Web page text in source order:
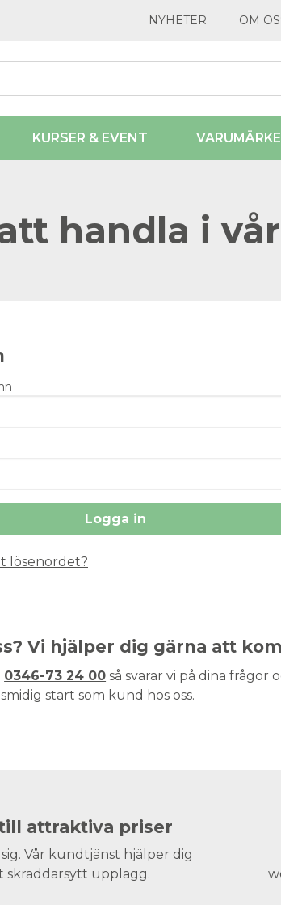
NYHETER OM
KURSER & EVENT
handla i
lösenordet?
Vi hjälper dig gärna att
0346-73 24 00 så svarar vi på dina frågor
start som kund hos oss.
attraktiva priser
Vår kundtjänst hjälper dig
skräddarsytt upplägg.